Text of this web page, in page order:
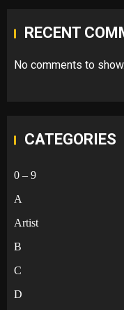
RECENT
No comments to show.
CATEGORIES
0 – 9
A
Artist
B
C
D